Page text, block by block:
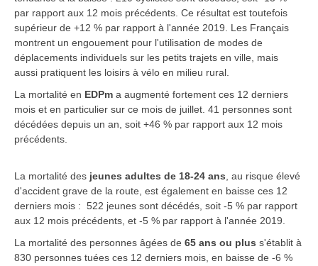
par rapport aux 12 mois précédents. Ce résultat est toutefois
supérieur de +12 % par rapport à l'année 2019. Les Français
montrent un engouement pour l'utilisation de modes de
déplacements individuels sur les petits trajets en ville, mais
aussi pratiquent les loisirs à vélo en milieu rural.
La mortalité en EDPm a augmenté fortement ces 12 derniers
mois et en particulier sur ce mois de juillet. 41 personnes sont
décédées depuis un an, soit +46 % par rapport aux 12 mois
précédents.
La mortalité des jeunes adultes de 18-24 ans, au risque élevé
d'accident grave de la route, est également en baisse ces 12
derniers mois : 522 jeunes sont décédés, soit -5 % par rapport
aux 12 mois précédents, et -5 % par rapport à l'année 2019.
La mortalité des personnes âgées de 65 ans ou plus s'établit à
830 personnes tuées ces 12 derniers mois, en baisse de -6 %